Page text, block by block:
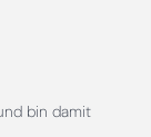
bin damit